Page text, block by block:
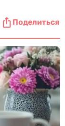
Поделиться